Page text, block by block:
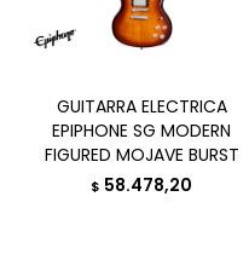
GUITARRA ELECTRICA
EPIPHONE SG MODERN
FIGURED MOJAVE BURST
$ 58.478,20